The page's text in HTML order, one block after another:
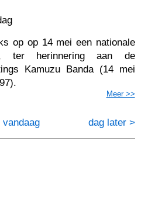
op op 14 mei een nationale
ter herinnering aan de
Kamuzu Banda (14 mei
Meer >>
dag later >
vandaag